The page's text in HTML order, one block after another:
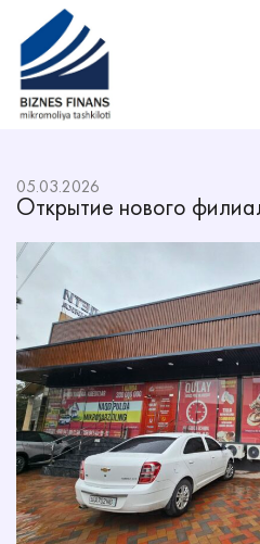
Открытие нового
05.03.2026